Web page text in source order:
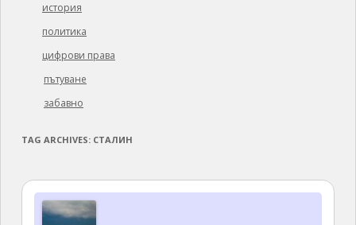
история
политика
цифрови права
пътуване
забавно
TAG ARCHIVES: СТАЛИН